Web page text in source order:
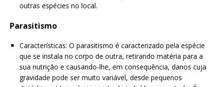
outras espécies no local.
Parasitismo
Características: O parasitismo é caracterizado pela espécie
que se instala no corpo de outra, retirando matéria para a
sua nutrição e causando-lhe, em consequência, danos cuja
gravidade pode ser muito variável, desde pequenos